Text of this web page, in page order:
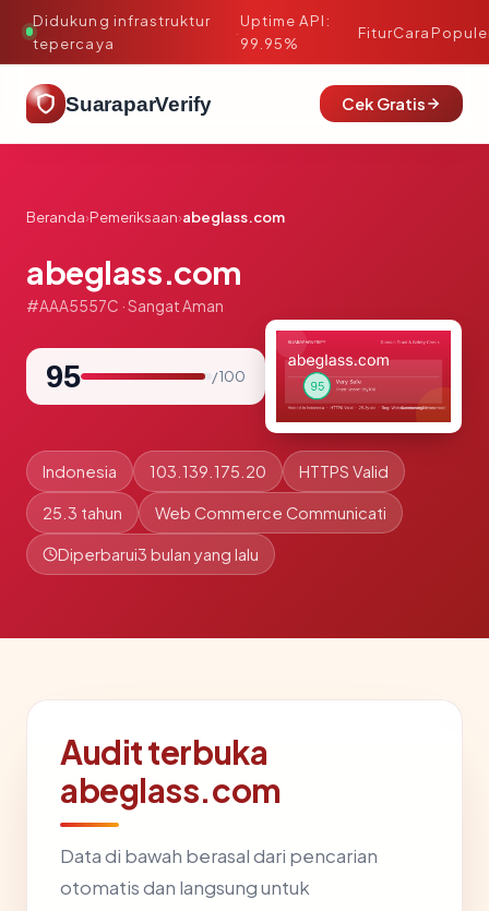
Didukung infrastruktur
tepercaya
·
Uptime API:
99.95%
FiturCara
SuaraparVerify Cek Gratis
Beranda›Pemeriksaan›abeglass.com
abeglass.com
#AAA5557C · Sangat Aman
95 / 100
Indonesia 103.139.175.20 HTTPS Valid
25.3 tahun Web Commerce Communicati
Diperbarui3 bulan yang lalu
Audit terbuka
abeglass.com
Data di bawah berasal dari pencarian
otomatis dan langsung untuk